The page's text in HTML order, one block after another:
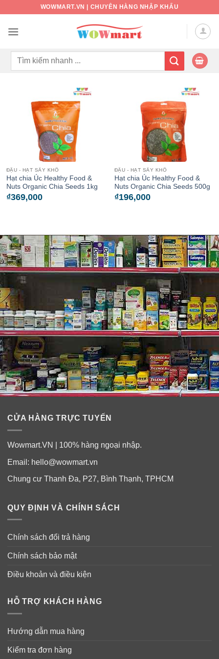
nội
WOWMART.VN | CHUYÊN HÀNG NHẬP KHẨU
Tìm
ĐẬU - HẠT SẤY KHÔ
Hạt chia Úc Healthy Food &
Nuts Organic Chia Seeds 1kg
₫369,000
ĐẬU - HẠT SẤY KHÔ
Hạt chia Úc Healthy Food &
Nuts Organic Chia Seeds 500g
₫196,000
CỬA HÀNG TRỰC TUYẾN
Wowmart.VN | 100% hàng ngoại nhập.
Email: hello@wowmart.vn
Chung cư Thanh Đa, P27, Bình Thạnh, TPHCM
QUY ĐỊNH VÀ CHÍNH SÁCH
Chính sách đổi trả hàng
Chính sách bảo mật
Điều khoản và điều kiện
HỖ TRỢ KHÁCH HÀNG
Hướng dẫn mua hàng
Kiểm tra đơn hàng